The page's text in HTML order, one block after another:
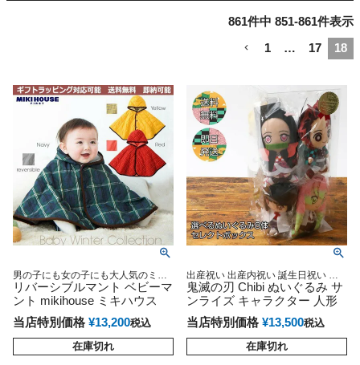
861件中 851-861件表示
1 … 17 18
男の子にも女の子にも大人気のミキ
ハウスギフト
リバーシブルマント ベビーマ
ント mikihouse ミキハウス
当店特別価格 ¥13,200税込
在庫切れ
出産祝い 出産内祝い 誕生日祝い 入
園 入学 幼稚園 保育園 お祝い 御祝い
贈り物 キッズ ギフト セット ラッピ
ング プレゼント 専門
鬼滅の刃 Chibi ぬいぐるみ サ
ンライズ キャラクター 人形
当店特別価格 ¥13,500税込
在庫切れ